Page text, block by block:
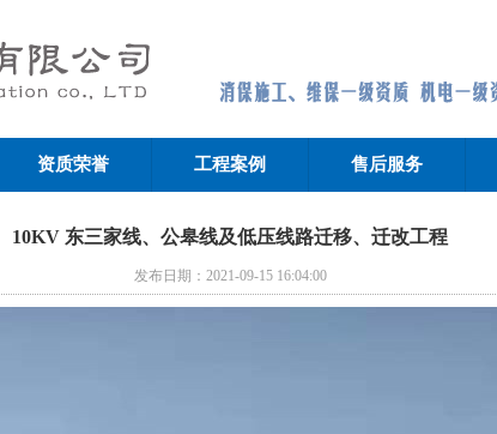
资质荣誉 工程案例 售后服务
10KV 东三家线、公皋线及低压线路迁移、迁改工程
发布日期：2021-09-15 16:04:00